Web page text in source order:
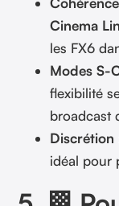
Cinema
les FX6
Modes S-
flexibilité
broadcast
Discrétion
idéal pour